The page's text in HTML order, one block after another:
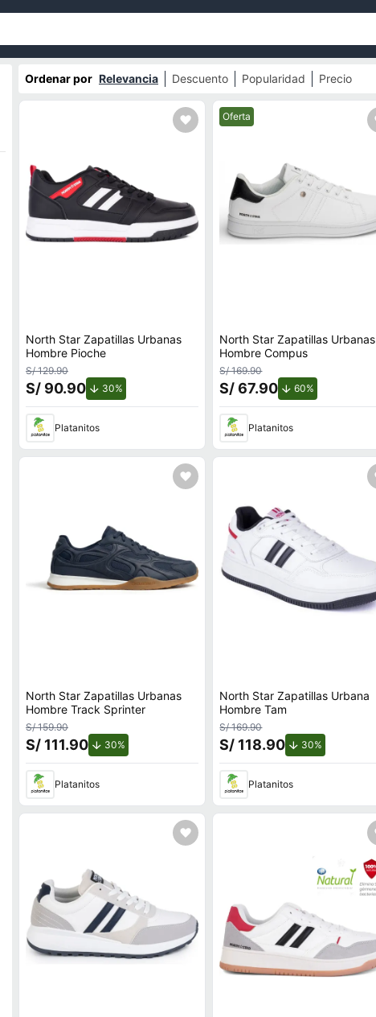
Ordenar por Relevancia Descuento Popularidad Precio
North Star Zapatillas Urbanas
Hombre Pioche
S/ 129.90
S/ 90.90 30%de descuento.
Platanitos
Mejor precio.
Oferta
North Star Zapatillas Urbanas
Hombre Compus
S/ 169.90
S/ 67.90 60%
Platanitos
North Star Zapatillas Urbanas
Hombre Track Sprinter
S/ 159.90
S/ 111.90 30%de descuento.
Platanitos
North Star Zapatillas Urbana
Hombre Tam
S/ 169.90
S/ 118.90 30%
Platanitos